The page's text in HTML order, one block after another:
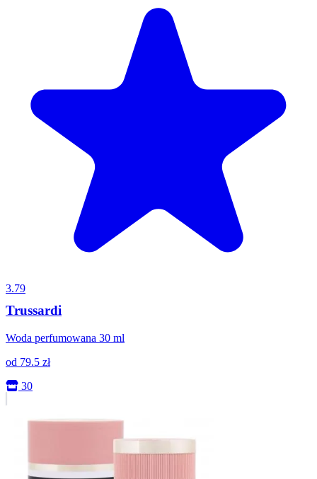
3.79
Trussardi
Woda perfumowana 30 ml
od 79.5 zł
30